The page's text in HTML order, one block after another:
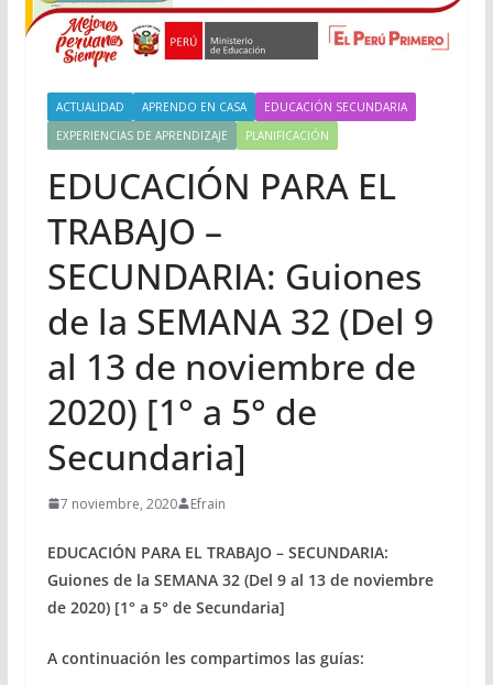
ACTUALIDAD APRENDO EN CASA
EDUCACIÓN SECUNDARIA
EXPERIENCIAS DE APRENDIZAJE
PLANIFICACIÓN
EDUCACIÓN PARA EL
TRABAJO –
SECUNDARIA: Guiones
de la SEMANA 32 (Del 9
al 13 de noviembre de
2020) [1° a 5° de
Secundaria]
7 noviembre, 2020 Efrain
EDUCACIÓN PARA EL TRABAJO – SECUNDARIA:
Guiones de la SEMANA 32 (Del 9 al 13 de noviembre
de 2020) [1° a 5° de Secundaria]
A continuación les compartimos las guías: